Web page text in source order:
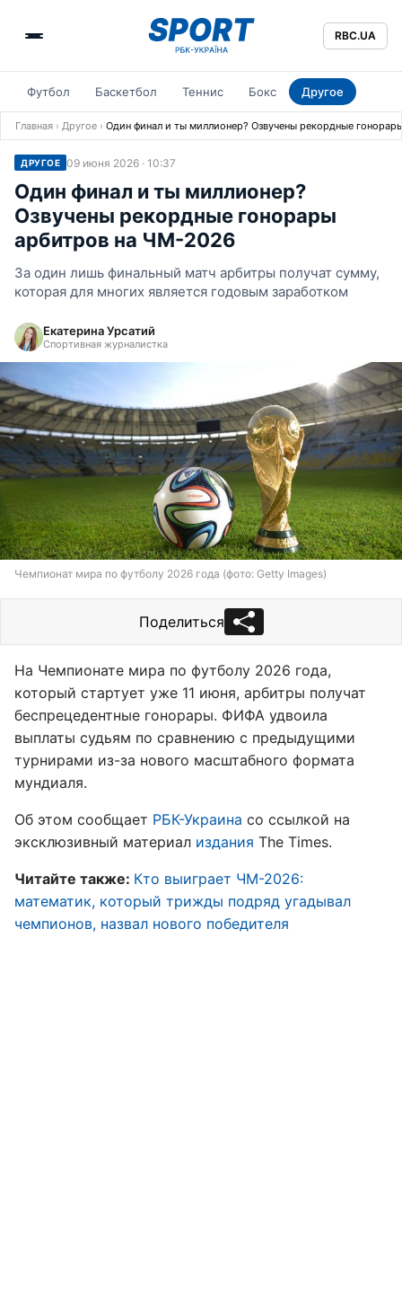
RBC.UA
Футбол Баскетбол Теннис Бокс Другое
Главная › Другое › Один финал и ты миллионер? Озвучены рекордные
ДРУГОЕ 09 июня 2026 · 10:37
Один финал и ты миллионер?
Озвучены рекордные гонорары
арбитров на ЧМ-2026
За один лишь финальный матч арбитры получат сумму,
которая для многих является годовым заработком
Екатерина Урсатий
Спортивная журналистка
Чемпионат мира по футболу 2026 года (фото: Getty Images)
Поделиться
На Чемпионате мира по футболу 2026 года,
который стартует уже 11 июня, арбитры получат
беспрецедентные гонорары. ФИФА удвоила
выплаты судьям по сравнению с предыдущими
турнирами из-за нового масштабного формата
мундиаля.
Об этом сообщает РБК-Украина со ссылкой на
эксклюзивный материал издания The Times.
Читайте также: Кто выиграет ЧМ-2026:
математик, который трижды подряд угадывал
чемпионов, назвал нового победителя